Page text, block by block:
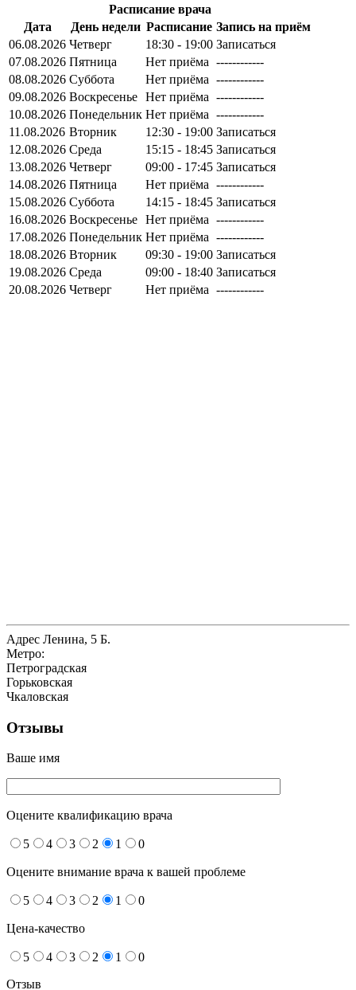
Расписание врача
Дата
День недели Расписание Запись на приём
06.08.2026 Четверг 18:30 - 19:00 Записаться
07.08.2026 Пятница Нет приёма ------------
08.08.2026 Суббота Нет приёма ------------
09.08.2026 Воскресенье Нет приёма ------------
10.08.2026 Понедельник Нет приёма ------------
11.08.2026 Вторник 12:30 - 19:00 Записаться
12.08.2026 Среда 15:15 - 18:45 Записаться
13.08.2026 Четверг 09:00 - 17:45 Записаться
14.08.2026 Пятница Нет приёма ------------
15.08.2026 Суббота 14:15 - 18:45 Записаться
16.08.2026 Воскресенье Нет приёма ------------
17.08.2026 Понедельник Нет приёма ------------
18.08.2026 Вторник 09:30 - 19:00 Записаться
19.08.2026 Среда 09:00 - 18:40 Записаться
20.08.2026 Четверг Нет приёма ------------
Адрес Ленина, 5 Б.
Метро:
Петроградская
Горьковская
Чкаловская
Отзывы
Ваше имя
Оцените квалификацию врача
5 4 3 2 1 0
Оцените внимание врача к вашей проблеме
5 4 3 2 1 0
Цена-качество
5 4 3 2 1
0
Отзыв